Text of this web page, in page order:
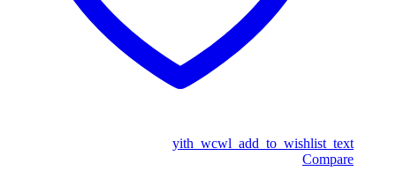
yith_wcwl_add_to_wishlist_text
Compare